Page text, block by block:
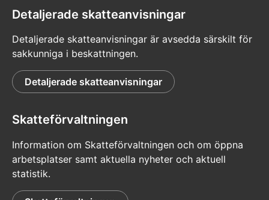
Detaljerade skatteanvisningar
Detaljerade skatteanvisningar är avsedda särskilt för
sakkunniga i beskattningen.
Detaljerade skatteanvisningar
Skatteförvaltningen
Information om Skatteförvaltningen och om öppna
arbetsplatser samt aktuella nyheter och aktuell
statistik.